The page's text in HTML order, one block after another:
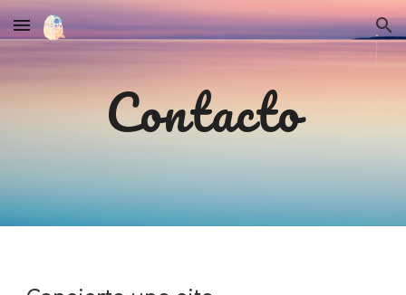
Skip to main content Skip to navigation
Contacto